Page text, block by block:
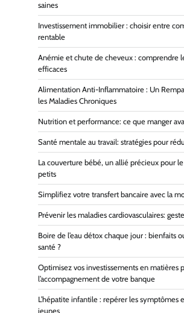
saines
Investissement immobilier : choisir entre
rentable
Anémie et chute de cheveux : comprendre
efficaces
Alimentation Anti-Inflammatoire : Un
les Maladies Chroniques
Nutrition et performance: ce que manger
Santé mentale au travail: stratégies pour
La couverture bébé, un allié précieux pour
petits
Simplifiez votre transfert bancaire avec la
Prévenir les maladies cardiovasculaires:
Boire de l’eau détox chaque jour : bienfaits
santé ?
Optimisez vos investissements en matières
l’accompagnement de votre banque
L’hépatite infantile : repérer les symptômes
jeunes